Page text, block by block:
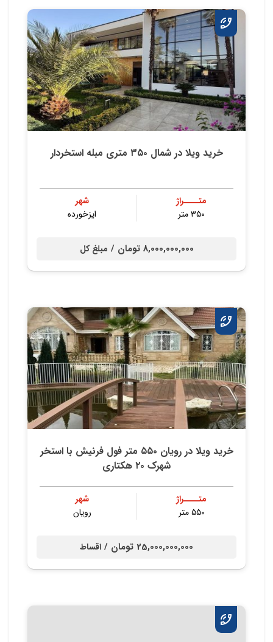
خرید ویلا در شمال ۳۵۰ متری مبله استخردار
متــــراژ
۳۵۰ متر
شهر
ایزخورده
8,000,000,000 تومان / مبلغ کل
خرید ویلا در رویان ۵۵۰ متر فول فرنیش با استخر
شهرک ۲۰ هکتاری
متــــراژ
۵۵۰ متر
شهر
رویان
25,000,000,000 تومان / اقساط